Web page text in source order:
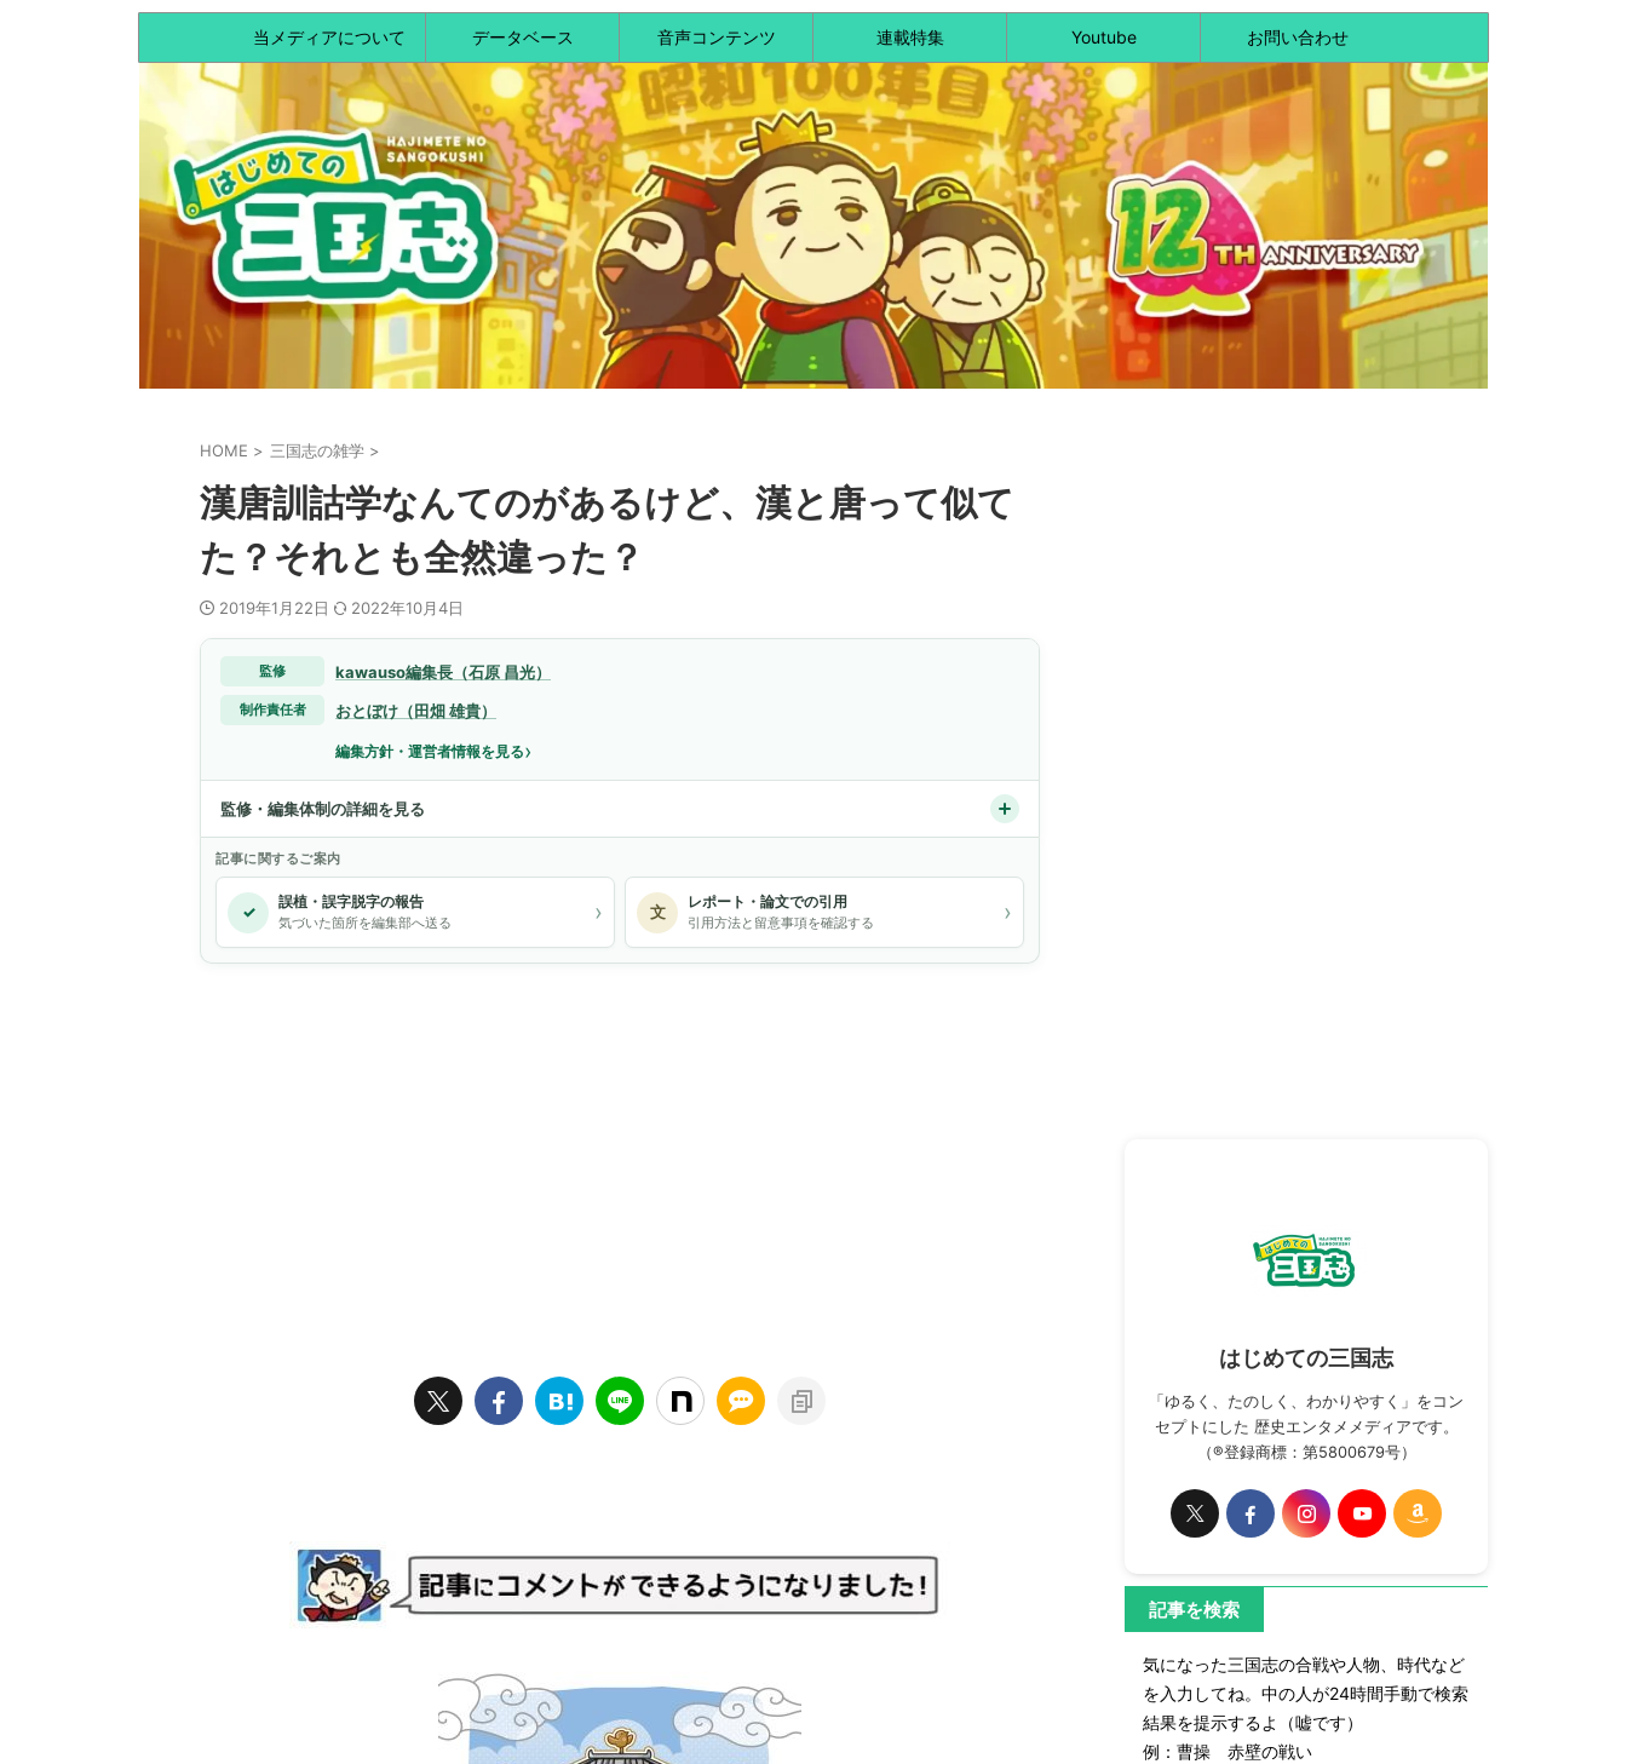
当メディアについて データベース 音声コンテンツ 連載特集 Youtube お問い合わせ
HOME > 三国志の雑学 >
漢唐訓詁学なんてのがあるけど、漢と唐って似て
た？それとも全然違った？
2019年1月22日 2022年10月4日
監修 kawauso編集長（石原 昌光）
制作責任者 おとぼけ（田畑 雄貴）
編集方針・運営者情報を見る›
監修・編集体制の詳細を見る
記事に関するご案内
✓ 誤植・誤字脱字の報告
気づいた箇所を編集部へ送る › 文 レポート・論文での引用
引用方法と留意事項を確認する ›
はじめての三国志
「ゆるく、たのしく、わかりやすく」をコン
セプトにした 歴史エンタメメディアです。
（®登録商標：第5800679号）
記事を検索
気になった三国志の合戦や人物、時代など
を入力してね。中の人が24時間手動で検索
結果を提示するよ（嘘です）
例：曹操 赤壁の戦い